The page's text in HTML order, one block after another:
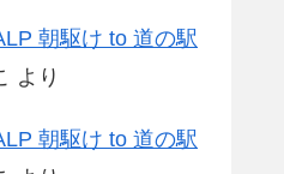
朝駆け to 道の駅
より
朝駆け to 道の駅